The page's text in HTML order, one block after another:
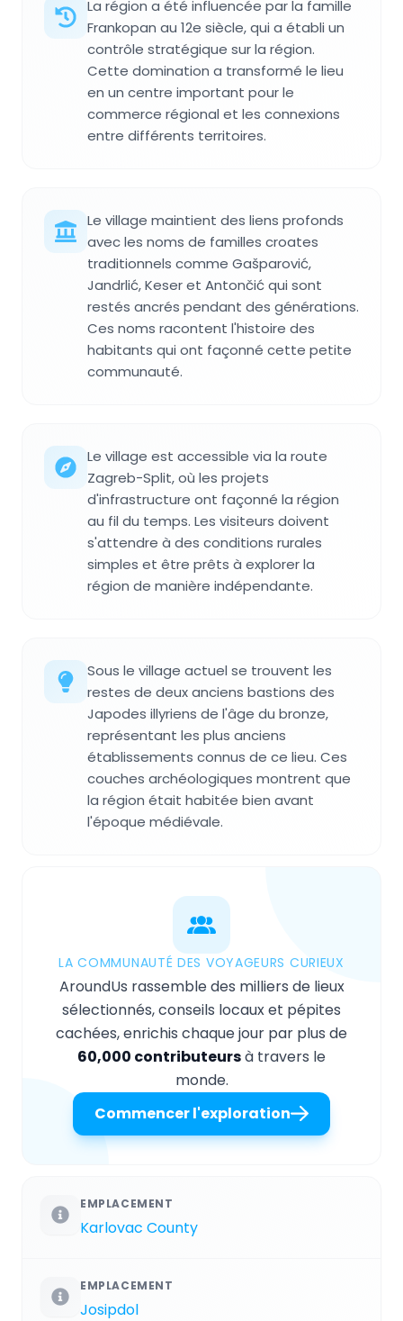
La région a été influencée par la famille
Frankopan au 12e siècle, qui a établi un
contrôle stratégique sur la région.
Cette domination a transformé le lieu
en un centre important pour le
commerce régional et les connexions
entre différents territoires.
Le village maintient des liens profonds
avec les noms de familles croates
traditionnels comme Gašparović,
Jandrlić, Keser et Antončić qui sont
restés ancrés pendant des générations.
Ces noms racontent l'histoire des
habitants qui ont façonné cette petite
communauté.
Le village est accessible via la route
Zagreb-Split, où les projets
d'infrastructure ont façonné la région
au fil du temps. Les visiteurs doivent
s'attendre à des conditions rurales
simples et être prêts à explorer la
région de manière indépendante.
Sous le village actuel se trouvent les
restes de deux anciens bastions des
Japodes illyriens de l'âge du bronze,
représentant les plus anciens
établissements connus de ce lieu. Ces
couches archéologiques montrent que
la région était habitée bien avant
l'époque médiévale.
LA COMMUNAUTÉ DES VOYAGEURS CURIEUX
AroundUs rassemble des milliers de lieux
sélectionnés, conseils locaux et pépites
cachées, enrichis chaque jour par plus de
60,000 contributeursà travers le
monde.
Commencer l'exploration
EMPLACEMENT
Karlovac County
EMPLACEMENT
Josipdol